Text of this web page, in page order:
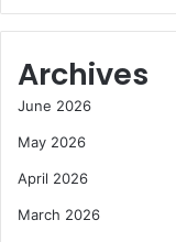
Archives
June 2026
May 2026
April 2026
March 2026